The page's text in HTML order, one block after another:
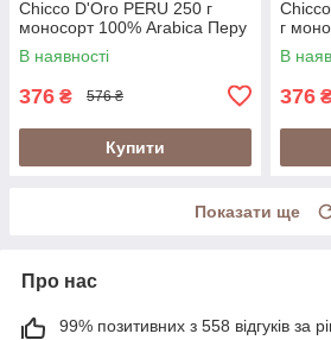
Chicco D'Oro PERU 250 г
моносорт 100% Arabica Перу
у металевій банці
(Швейцарія)
В наявності
376 ₴ 576 ₴
Купити
г
у
В
376
Показати ще
Про нас
99% позитивних з 558 відгуків за